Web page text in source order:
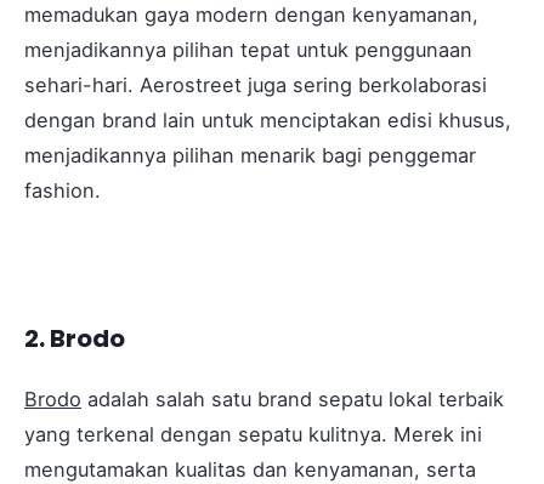
memadukan gaya modern dengan kenyamanan,
menjadikannya pilihan tepat untuk penggunaan
sehari-hari. Aerostreet juga sering berkolaborasi
dengan brand lain untuk menciptakan edisi khusus,
menjadikannya pilihan menarik bagi penggemar
fashion.
2. Brodo
Brodo adalah salah satu brand sepatu lokal terbaik
yang terkenal dengan sepatu kulitnya. Merek ini
mengutamakan kualitas dan kenyamanan, serta